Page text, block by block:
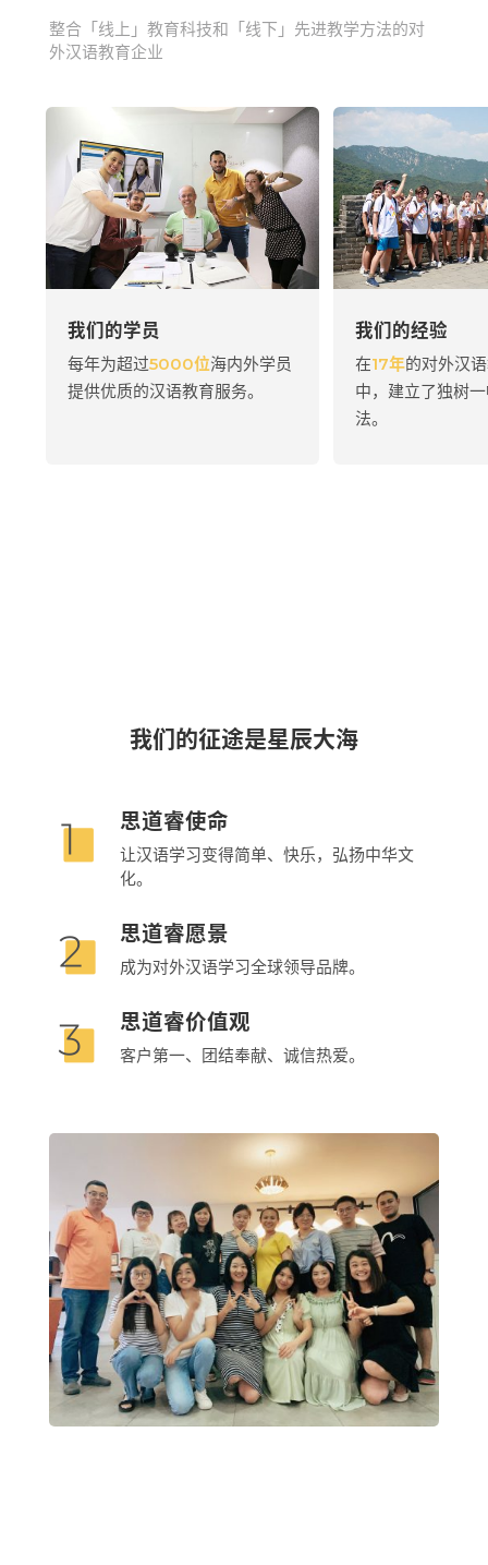
整合「线上」教育科技和「线下」先进教学方法的对
外汉语教育企业
我们的学员
每年为超过5000位海内外学员
提供优质的汉语教育服务。
我们的经验
在17年的对外汉
中，建立了独树
法。
我们的征途是星辰大海
思道睿使命
让汉语学习变得简单、快乐，弘扬中华文
化。
思道睿愿景
成为对外汉语学习全球领导品牌。
思道睿价值观
客户第一、团结奉献、诚信热爱。